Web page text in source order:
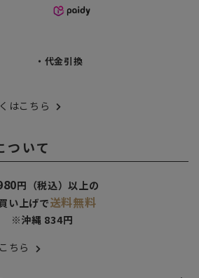
・代金引換
はこちら
ついて
円（税込）以上の
い上げで送料無料
※沖縄 834円
ちら